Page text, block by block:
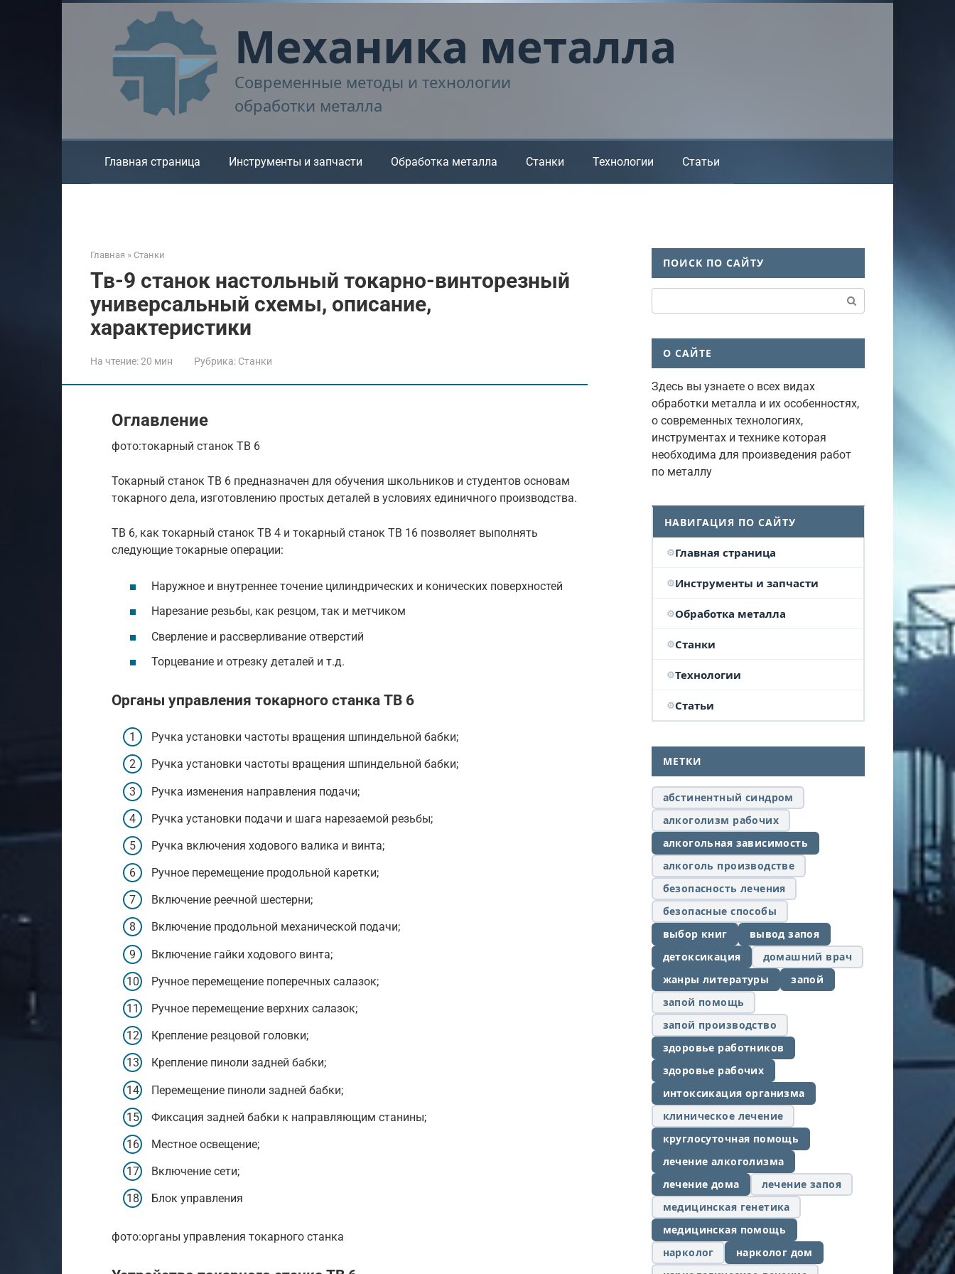
Механика металла
Современные методы и технологии
обработки металла
Главная страница Инструменты и запчасти Обработка металла Станки Технологии Статьи
Главная » Станки
Тв-9 станок настольный токарно-винторезный
универсальный схемы, описание,
характеристики
На чтение:20 мин Рубрика: Станки
Оглавление
фото:токарный станок ТВ 6
Токарный станок ТВ 6 предназначен для обучения школьников и студентов основам
токарного дела, изготовлению простых деталей в условиях единичного производства.
ТВ 6, как токарный станок ТВ 4 и токарный станок ТВ 16 позволяет выполнять
следующие токарные операции:
Наружное и внутреннее точение цилиндрических и конических поверхностей
Нарезание резьбы, как резцом, так и метчиком
Сверление и рассверливание отверстий
Торцевание и отрезку деталей и т.д.
Органы управления токарного станка ТВ 6
Ручка установки частоты вращения шпиндельной бабки;
Ручка установки частоты вращения шпиндельной бабки;
Ручка изменения направления подачи;
Ручка установки подачи и шага нарезаемой резьбы;
Ручка включения ходового валика и винта;
Ручное перемещение продольной каретки;
Включение реечной шестерни;
Включение продольной механической подачи;
Включение гайки ходового винта;
Ручное перемещение поперечных салазок;
Ручное перемещение верхних салазок;
Крепление резцовой головки;
Крепление пиноли задней бабки;
Перемещение пиноли задней бабки;
Фиксация задней бабки к направляющим станины;
Местное освещение;
Включение сети;
Блок управления
фото:органы управления токарного станка
ПОИСК ПО САЙТУ
О САЙТЕ
Здесь вы узнаете о всех видах
обработки металла и их особенностях,
о современных технологиях,
инструментах и технике которая
необходима для произведения работ
по металлу
НАВИГАЦИЯ ПО САЙТУ
Главная страница
Инструменты и запчасти
Обработка металла
Станки
Технологии
Статьи
МЕТКИ
абстинентный синдром
алкоголизм рабочих
алкогольная зависимость
алкоголь производстве
безопасность лечения
безопасные способы
выбор книг
вывод запоя
детоксикация
домашний врач
жанры литературы
запой
запой помощь
запой производство
здоровье работников
здоровье рабочих
интоксикация организма
клиническое лечение
круглосуточная помощь
лечение алкоголизма
лечение дома
лечение запоя
медицинская генетика
медицинская помощь
нарколог
нарколог дом